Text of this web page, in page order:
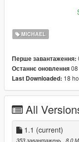
Launch the game.
1.1update
changes hair type
MICHAEL
Перше завантаження:
Останнє оновлення
Last Downloaded: 18
All
1.1 (current)
353 завантажень , 8,0